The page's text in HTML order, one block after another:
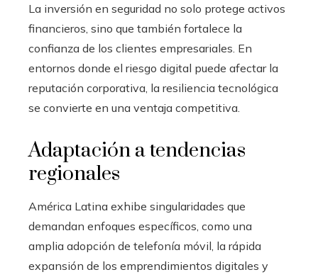
La inversión en seguridad no solo protege activos
financieros, sino que también fortalece la
confianza de los clientes empresariales. En
entornos donde el riesgo digital puede afectar la
reputación corporativa, la resiliencia tecnológica
se convierte en una ventaja competitiva.
Adaptación a tendencias
regionales
América Latina exhibe singularidades que
demandan enfoques específicos, como una
amplia adopción de telefonía móvil, la rápida
expansión de los emprendimientos digitales y